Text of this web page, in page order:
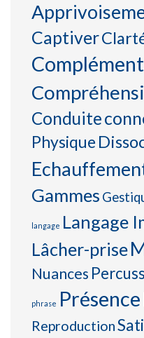
Captiver
Conduite
Physique
Gammes
langage Langage
Lâcher-prise
Nuances
phrase Présence
Reproduction